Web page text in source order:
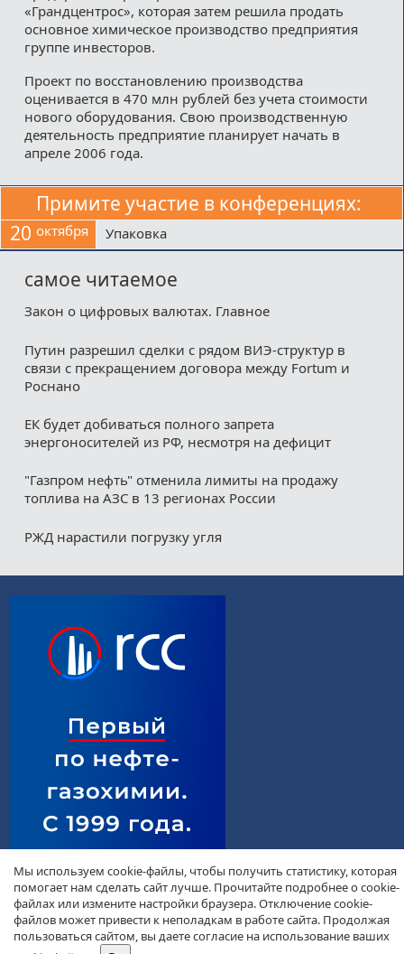
«Грандцентрос», которая затем решила продать
основное химическое производство предприятия
группе инвесторов.
Проект по восстановлению производства
оценивается в 470 млн рублей без учета стоимости
нового оборудования. Свою производственную
деятельность предприятие планирует начать в
апреле 2006 года.
Примите участие в конференциях:
20 октября Упаковка
самое читаемое
Закон о цифровых валютах. Главное
Путин разрешил сделки с рядом ВИЭ-структур в
связи с прекращением договора между Fortum и
Роснано
ЕК будет добиваться полного запрета
энергоносителей из РФ, несмотря на дефицит
"Газпром нефть" отменила лимиты на продажу
топлива на АЗС в 13 регионах России
РЖД нарастили погрузку угля
Мы используем cookie-файлы, чтобы получить статистику, которая
помогает нам сделать сайт лучше. Прочитайте подробнее о cookie-
файлах или измените настройки браузера. Отключение cookie-
файлов может привести к неполадкам в работе сайта. Продолжая
пользоваться сайтом, вы даете согласие на использование ваших